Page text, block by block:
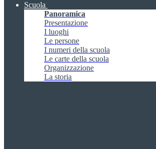
Scuola
Panoramica
Presentazione
I luoghi
Le persone
I numeri della scuola
Le carte della scuola
Organizzazione
La storia